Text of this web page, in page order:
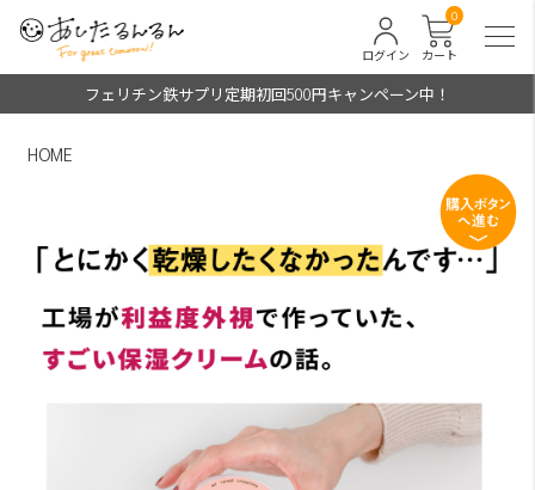
カート
0
ログイン
フェリチン鉄サプリ定期初回500円キャンペーン中！
HOME